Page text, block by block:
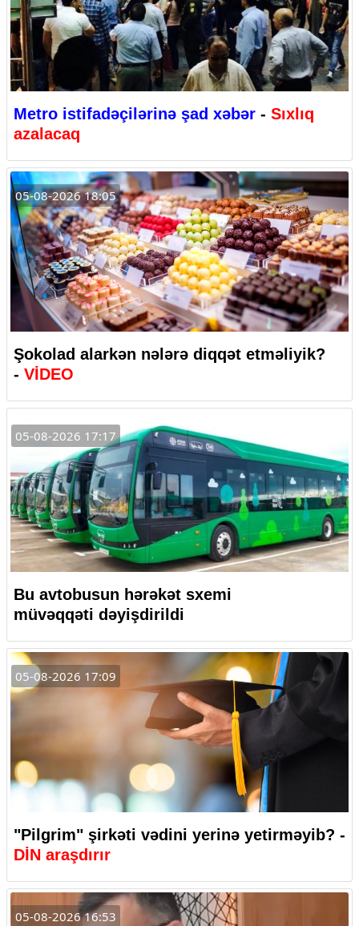
Metro istifadəçilərinə şad xəbər - Sıxlıq
azalacaq
05-08-2026 18:05
Şokolad alarkən nələrə diqqət etməliyik?
- VİDEO
05-08-2026 17:17
Bu avtobusun hərəkət sxemi
müvəqqəti dəyişdirildi
05-08-2026 17:09
"Pilgrim" şirkəti vədini yerinə yetirməyib? -
DİN araşdırır
05-08-2026 16:53